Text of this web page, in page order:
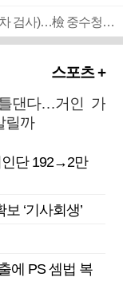
■ 검사 신분 버리고 직급하향(10년 이하 저연차 검사)…檢 중수청행 기피
스포츠 +
틀댄다…거인 가
릴까
단 192→2만
‘기사회생’
에 PS 셈법 복